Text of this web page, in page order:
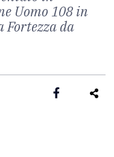
Uomo 108 in
Fortezza da